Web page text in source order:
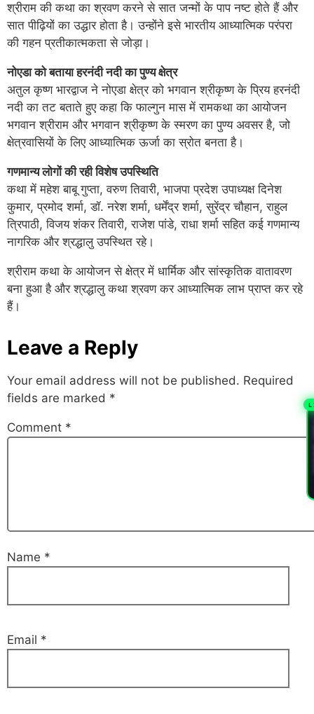
श्रीराम की कथा का श्रवण करने से सात जन्मों के पाप नष्ट होते हैं और
सात पीढ़ियों का उद्धार होता है। उन्होंने इसे भारतीय आध्यात्मिक परंपरा
की गहन प्रतीकात्मकता से जोड़ा।
नोएडा को बताया हरनंदी नदी का पुण्य क्षेत्र
अतुल कृष्ण भारद्वाज ने नोएडा क्षेत्र को भगवान श्रीकृष्ण के प्रिय हरनंदी
नदी का तट बताते हुए कहा कि फाल्गुन मास में रामकथा का आयोजन
भगवान श्रीराम और भगवान श्रीकृष्ण के स्मरण का पुण्य अवसर है, जो
क्षेत्रवासियों के लिए आध्यात्मिक ऊर्जा का स्रोत बनता है।
गणमान्य लोगों की रही विशेष उपस्थिति
कथा में महेश बाबू गुप्ता, वरुण तिवारी, भाजपा प्रदेश उपाध्यक्ष दिनेश
कुमार, प्रमोद शर्मा, डॉ. नरेश शर्मा, धर्मेंद्र शर्मा, सुरेंद्र चौहान, राहुल
त्रिपाठी, विजय शंकर तिवारी, राजेश पांडे, राधा शर्मा सहित कई गणमान्य
नागरिक और श्रद्धालु उपस्थित रहे।
श्रीराम कथा के आयोजन से क्षेत्र में धार्मिक और सांस्कृतिक वातावरण
बना हुआ है और श्रद्धालु कथा श्रवण कर आध्यात्मिक लाभ प्राप्त कर रहे
हैं।
Leave a Reply
Your email address will not be published. Required
fields are marked *
Comment *
Name *
Email *